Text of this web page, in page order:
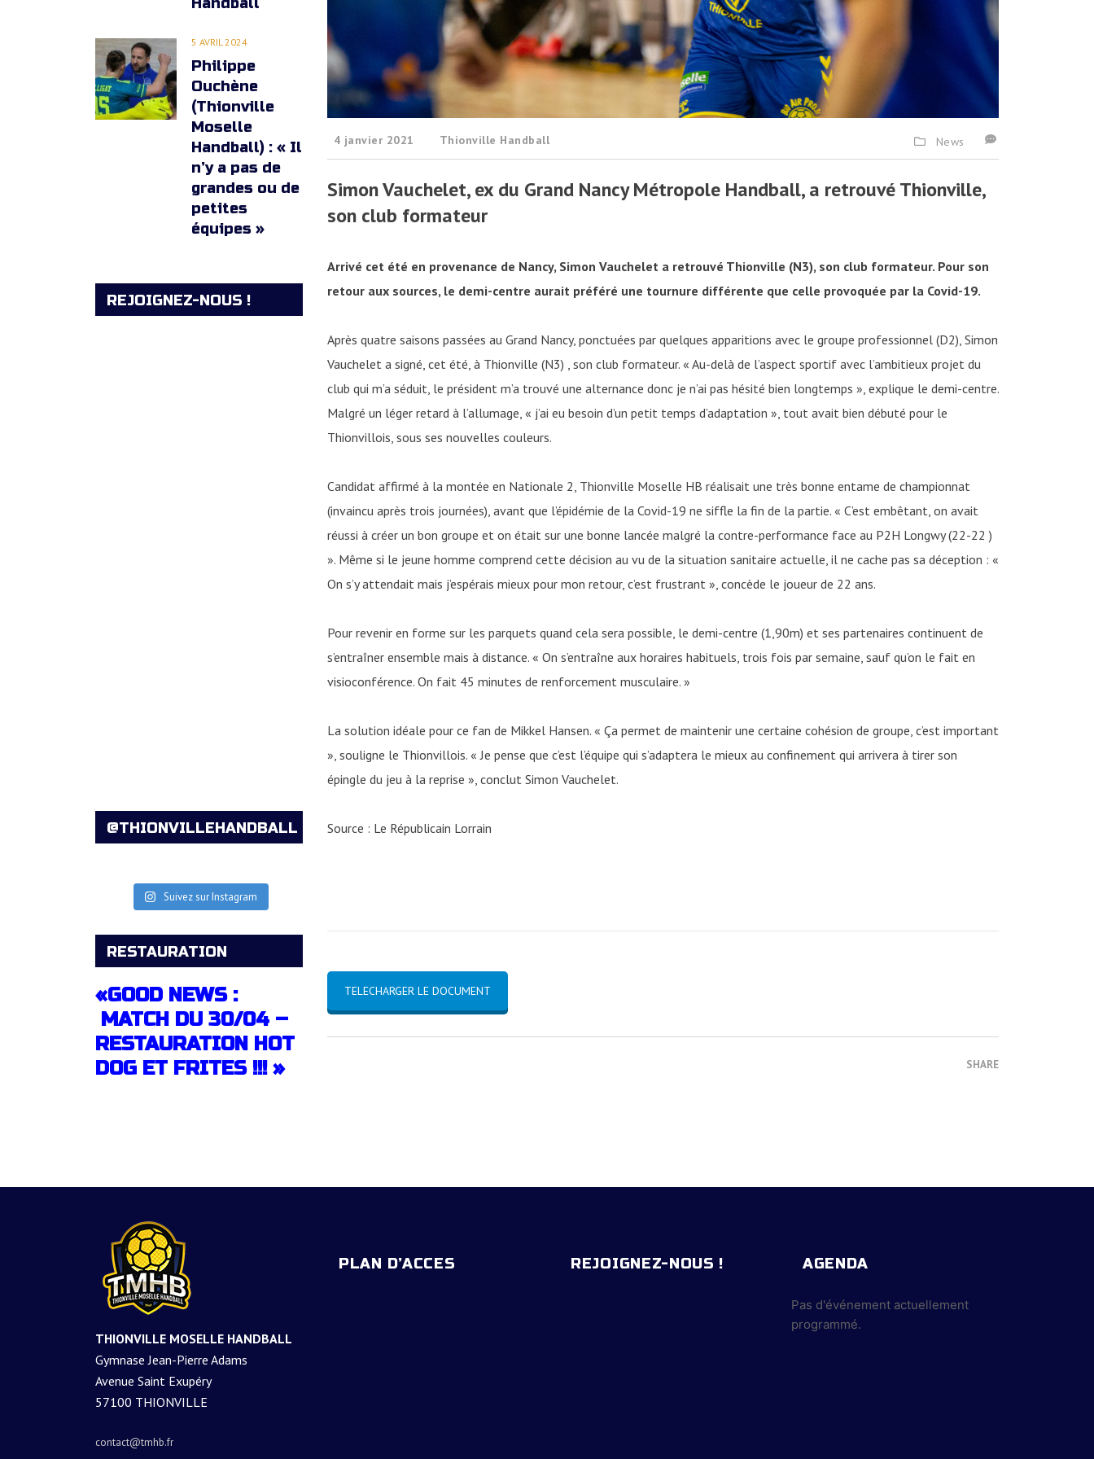
4 janvier 2021 Thionville Handball News
Simon Vauchelet, ex du Grand Nancy Métropole Handball, a retrouvé Thionville,
son club formateur
Arrivé cet été en provenance de Nancy, Simon Vauchelet a retrouvé Thionville (N3), son club formateur. Pour son
retour aux sources, le demi-centre aurait préféré une tournure différente que celle provoquée par la Covid-19.
Après quatre saisons passées au Grand Nancy, ponctuées par quelques apparitions avec le groupe professionnel (D2), Simon
Vauchelet a signé, cet été, à Thionville (N3) , son club formateur. « Au-delà de l’aspect sportif avec l’ambitieux projet du
club qui m’a séduit, le président m’a trouvé une alternance donc je n’ai pas hésité bien longtemps », explique le demi-centre.
Malgré un léger retard à l’allumage, « j’ai eu besoin d’un petit temps d’adaptation », tout avait bien débuté pour le
Thionvillois, sous ses nouvelles couleurs.
Candidat affirmé à la montée en Nationale 2, Thionville Moselle HB réalisait une très bonne entame de championnat
(invaincu après trois journées), avant que l’épidémie de la Covid-19 ne siffle la fin de la partie. « C’est embêtant, on avait
réussi à créer un bon groupe et on était sur une bonne lancée malgré la contre-performance face au P2H Longwy (22-22 )
». Même si le jeune homme comprend cette décision au vu de la situation sanitaire actuelle, il ne cache pas sa déception : «
On s’y attendait mais j’espérais mieux pour mon retour, c’est frustrant », concède le joueur de 22 ans.
Pour revenir en forme sur les parquets quand cela sera possible, le demi-centre (1,90m) et ses partenaires continuent de
s’entraîner ensemble mais à distance. « On s’entraîne aux horaires habituels, trois fois par semaine, sauf qu’on le fait en
visioconférence. On fait 45 minutes de renforcement musculaire. »
La solution idéale pour ce fan de Mikkel Hansen. « Ça permet de maintenir une certaine cohésion de groupe, c’est important
», souligne le Thionvillois. « Je pense que c’est l’équipe qui s’adaptera le mieux au confinement qui arrivera à tirer son
épingle du jeu à la reprise », conclut Simon Vauchelet.
Source : Le Républicain Lorrain
TELECHARGER LE DOCUMENT
SHARE
5 AVRIL 2024
Philippe
Ouchène
(Thionville
Moselle
Handball) : « Il
n’y a pas de
grandes ou de
petites
équipes »
REJOIGNEZ-NOUS !
@THIONVILLEHANDBALL
Suivez sur Instagram
RESTAURATION
«GOOD NEWS :
MATCH DU 30/04 –
RESTAURATION HOT
DOG ET FRITES !!! »
THIONVILLE MOSELLE HANDBALL
Gymnase Jean-Pierre Adams
Avenue Saint Exupéry
57100 THIONVILLE
contact@tmhb.fr
PLAN D’ACCES REJOIGNEZ-NOUS ! AGENDA
Pas d'événement actuellement
programmé.